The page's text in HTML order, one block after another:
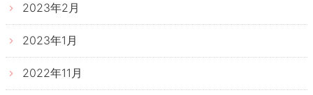
2023年2月
2023年1月
2022年11月